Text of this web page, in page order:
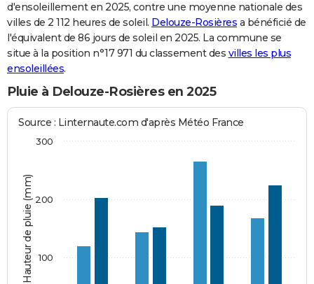
d'ensoleillement en 2025, contre une moyenne nationale des
villes de 2 112 heures de soleil. Delouze-Rosières a bénéficié de
l'équivalent de 86 jours de soleil en 2025. La commune se
situe à la position n°17 971 du classement des villes les plus
ensoleillées.
Pluie à Delouze-Rosières en 2025
Hauteur de pluie (mm)
Source : Linternaute.com d'après Météo France
100
200
300